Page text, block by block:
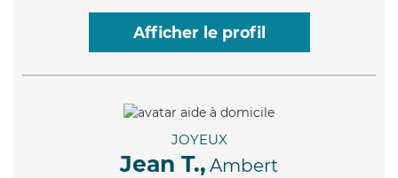
Afficher le profil
JOYEUX
Jean T., Ambert